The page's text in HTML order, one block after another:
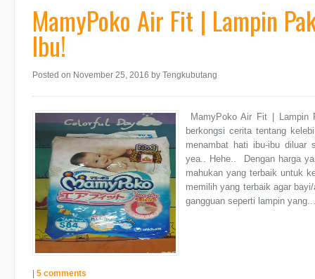
MamyPoko Air Fit | Lampin
Ibu!
Posted on November 25, 2016 by Tengkubutang
MamyPoko Air Fit | Lampin
berkongsi cerita tentang
menambat hati ibu-ibu diluar
yea.. Hehe.. Dengan harga
mahukan yang terbaik untuk
memilih yang terbaik agar
gangguan seperti lampin yang...
5 comments